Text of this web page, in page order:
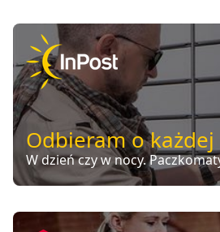
Odbieram o
W dzień czy w nocy.